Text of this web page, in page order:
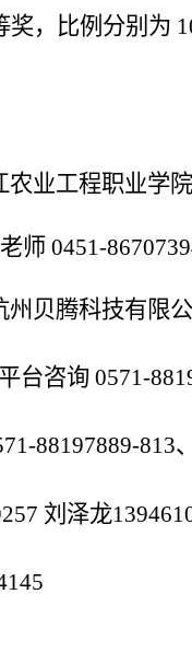
奖，比例分别为
农业工程职业学院
师 0451-
州贝腾科技有限
台咨询 0571-
88197889-813
刘泽龙